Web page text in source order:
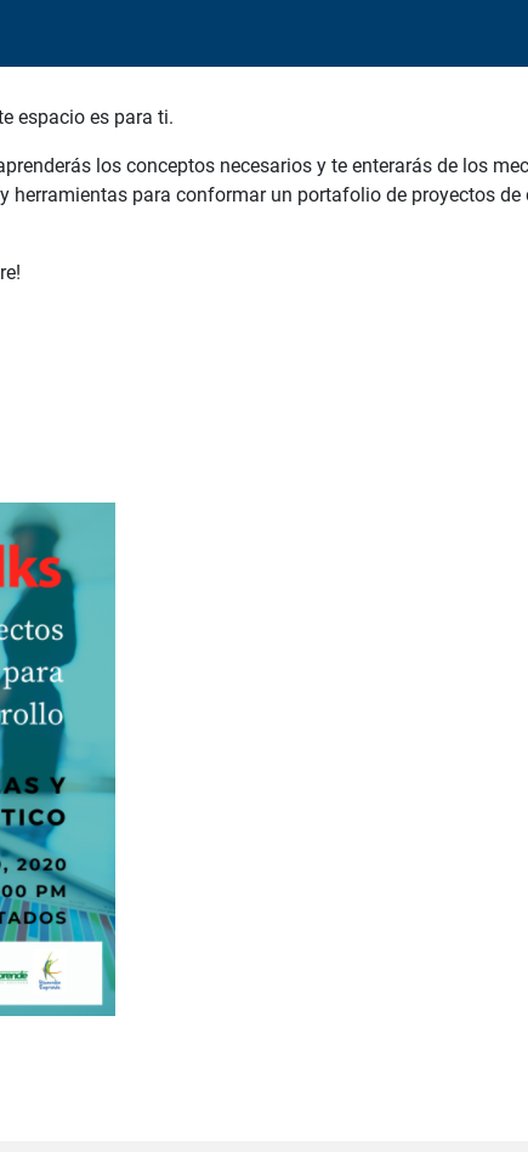
espacio es para ti.
los conceptos necesarios y te enterarás de los
herramientas para conformar un portafolio de proyectos